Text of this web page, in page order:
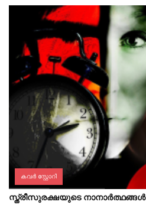
കവർ സ്റ്റോറി
സ്ത്രീസുരക്ഷയുടെ നാനാർത്ഥങ്ങൾ